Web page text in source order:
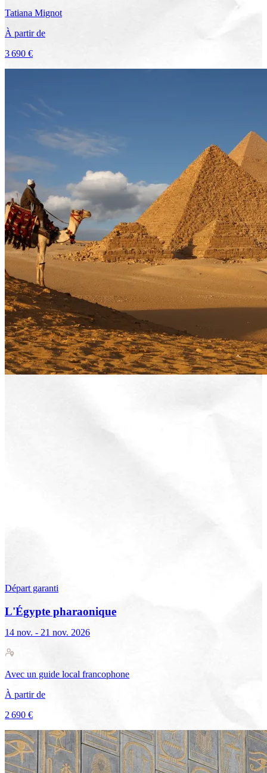
Tatiana Mignot
À partir de
3 690 €
Départ garanti
L'Égypte pharaonique
14 nov. - 21 nov. 2026
Avec un guide local francophone
À partir de
2 690 €
Voir le voyage